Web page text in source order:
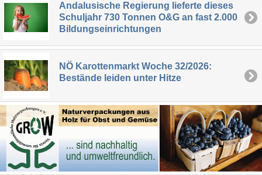
Andalusische Regierung lieferte dieses
Schuljahr 730 Tonnen O&G an fast 2.000
Bildungseinrichtungen
NÖ Karottenmarkt Woche 32/2026:
Bestände leiden unter Hitze